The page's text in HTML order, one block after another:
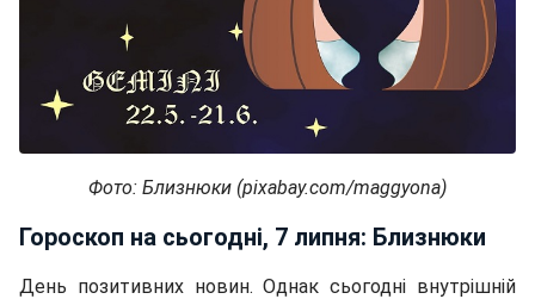
Фото: Близнюки (pixabay.com/maggyona)
Гороскоп на сьогодні, 7 липня: Близнюки
День позитивних новин. Однак сьогодні внутрішній